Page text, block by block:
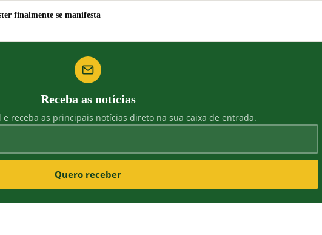
finalmente se manifesta
Receba as notícias
e receba as principais notícias direto na sua caixa de entrada.
Quero receber